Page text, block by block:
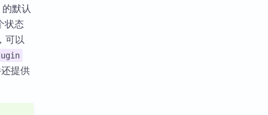
默认
状态
可以
提供